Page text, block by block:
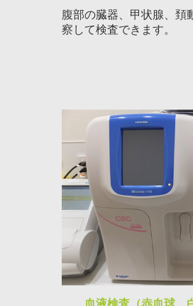
腹部の臓器、甲状腺、頚
察して検査できます。